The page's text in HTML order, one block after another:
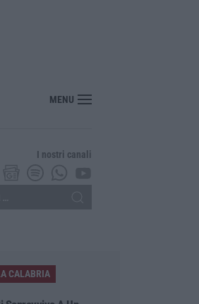
è disponibile ora
MENU
I nostri canali
CALABRIA